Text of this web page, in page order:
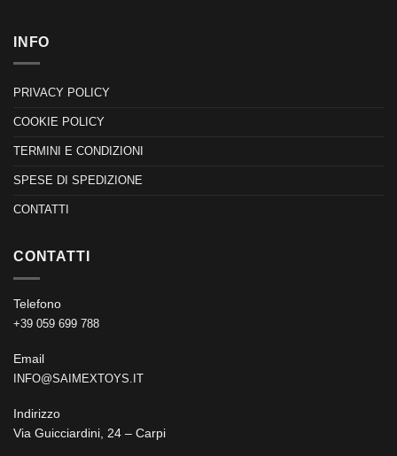
INFO
PRIVACY POLICY
COOKIE POLICY
TERMINI E CONDIZIONI
SPESE DI SPEDIZIONE
CONTATTI
CONTATTI
Telefono
+39 059 699 788
Email
INFO@SAIMEXTOYS.IT
Indirizzo
Via Guicciardini, 24 – Carpi